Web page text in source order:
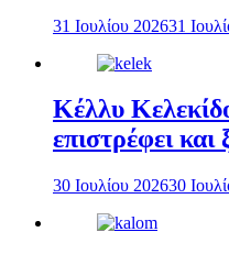
31 Ιουλίου 202631
Κέλλυ
επιστρέφει
30 Ιουλίου 202630